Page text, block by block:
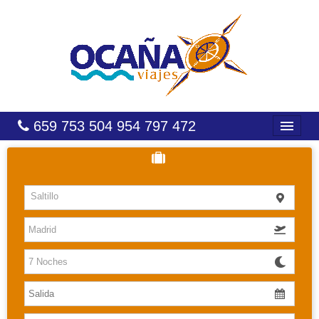
659 753 504 954 797 472
HOTELES
COSTAS
CARIBE
CANARIAS
BALEARES
Saltillo